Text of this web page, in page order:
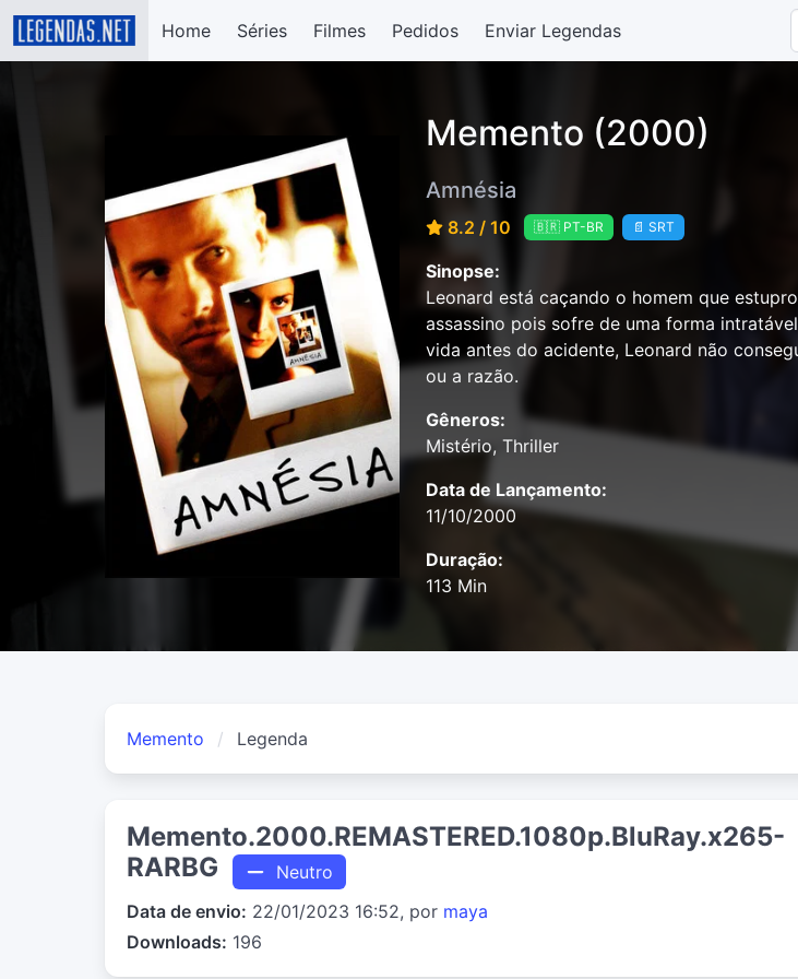
Home Séries Filmes Pedidos Enviar Legendas
Memento (2000)
Amnésia
8.2 / 10 🇧🇷 PT-BR 📄 SRT
Sinopse:
Leonard está caçando o homem que
assassino pois sofre de uma forma
vida antes do acidente, Leonard não
ou a razão.
Gêneros:
Mistério, Thriller
Data de Lançamento:
11/10/2000
Duração:
113 Min
Memento Legenda
Memento.2000.REMASTERED.1080p.BluRay.x265-
RARBG
Neutro
Data de envio: 22/01/2023 16:52, por maya
Downloads: 196